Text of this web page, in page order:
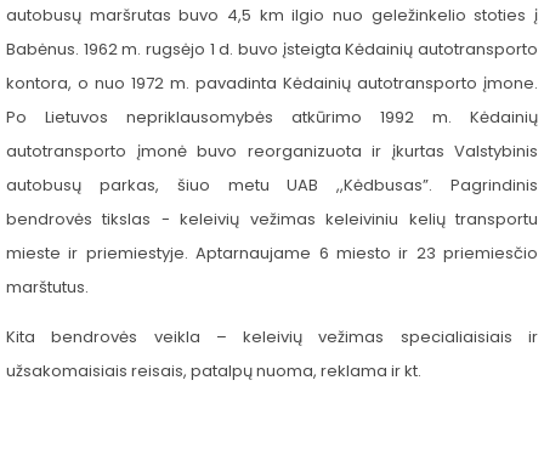
autobusų maršrutas buvo 4,5 km ilgio nuo geležinkelio stoties į
Babėnus. 1962 m. rugsėjo 1 d. buvo įsteigta Kėdainių autotransporto
kontora, o nuo 1972 m. pavadinta Kėdainių autotransporto įmone.
Po Lietuvos nepriklausomybės atkūrimo 1992 m. Kėdainių
autotransporto įmonė buvo reorganizuota ir įkurtas Valstybinis
autobusų parkas, šiuo metu UAB ,,Kėdbusas”. Pagrindinis
bendrovės tikslas - keleivių vežimas keleiviniu kelių transportu
mieste ir priemiestyje. Aptarnaujame 6 miesto ir 23 priemiesčio
marštutus.
Kita bendrovės veikla – keleivių vežimas specialiaisiais ir
užsakomaisiais reisais, patalpų nuoma, reklama ir kt.